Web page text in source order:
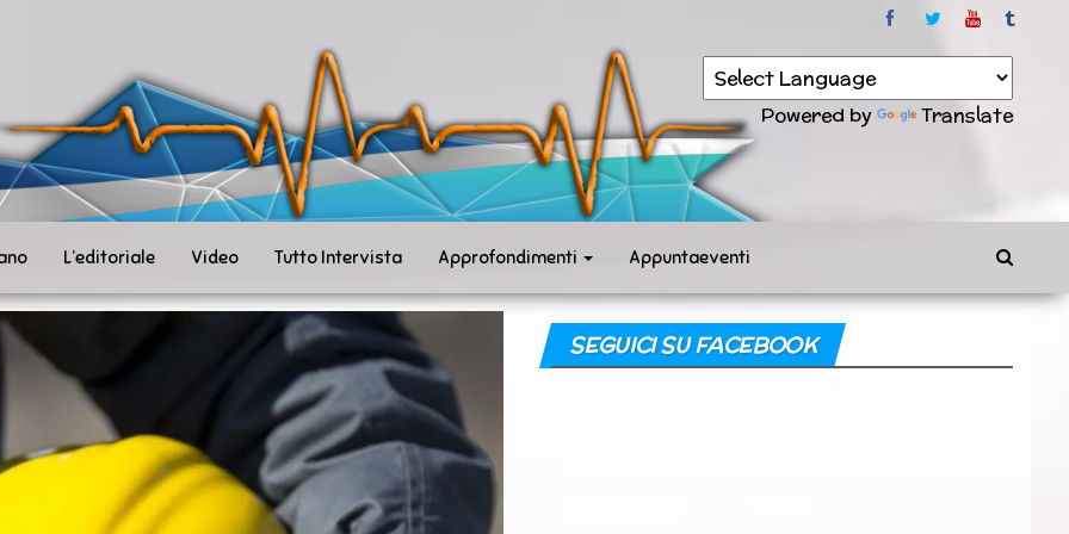
Powered by Translate
L’editoriale Video Tutto Intervista Approfondimenti Appuntaeventi
SEGUICI SU FACEBOOK